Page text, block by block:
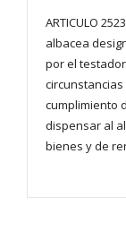
ARTICULO
albacea
por el
cumplimiento
dispensar al
bienes y de